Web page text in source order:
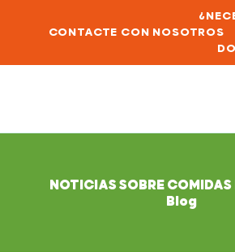
CONTACTE CON NOSOTROS
NOTICIAS SOBRE
Blog